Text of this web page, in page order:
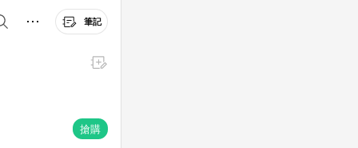
筆記
搶購